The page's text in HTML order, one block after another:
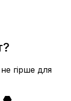
гірше для